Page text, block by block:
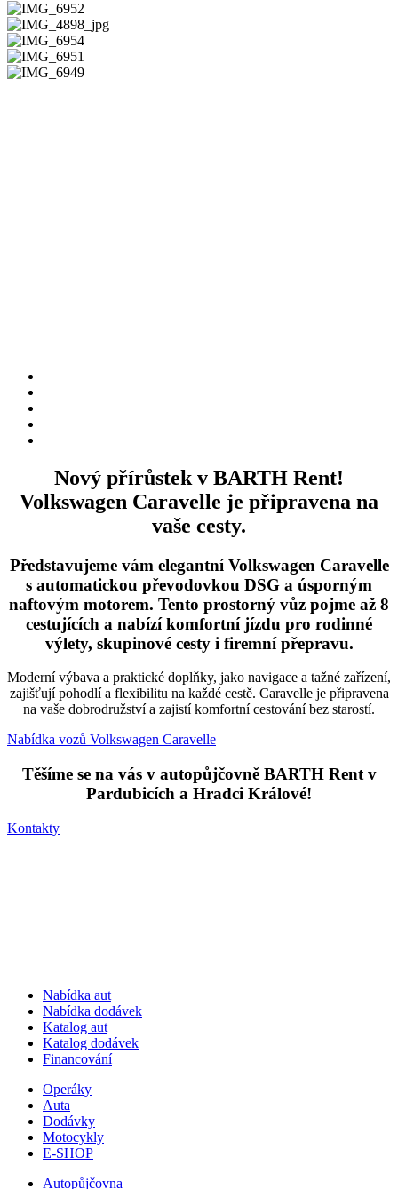
Nový přírůstek v BARTH Rent!
Volkswagen Caravelle je připravena na
vaše cesty.
Představujeme vám elegantní Volkswagen Caravelle
s automatickou převodovkou DSG a úsporným
naftovým motorem. Tento prostorný vůz pojme až 8
cestujících a nabízí komfortní jízdu pro rodinné
výlety, skupinové cesty i firemní přepravu.
Moderní výbava a praktické doplňky, jako navigace a tažné zařízení,
zajišťují pohodlí a flexibilitu na každé cestě. Caravelle je připravena
na vaše dobrodružství a zajistí komfortní cestování bez starostí.
Nabídka vozů Volkswagen Caravelle
Těšíme se na vás v autopůjčovně BARTH Rent v
Pardubicích a Hradci Králové!
Kontakty
Nabídka aut
Nabídka dodávek
Katalog aut
Katalog dodávek
Financování
Operáky
Auta
Dodávky
Motocykly
E-SHOP
Autopůjčovna